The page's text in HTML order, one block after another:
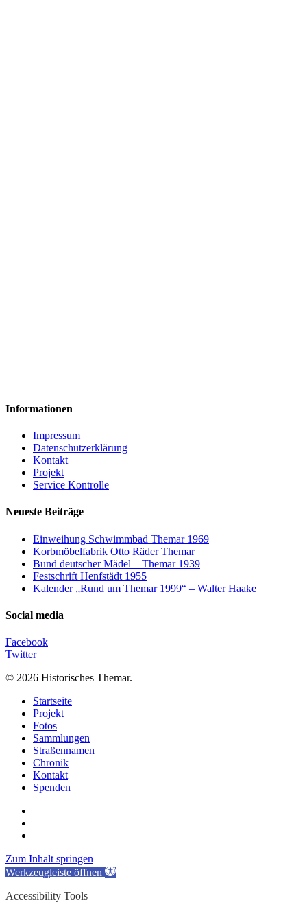
Informationen
Impressum
Datenschutzerklärung
Kontakt
Projekt
Service Kontrolle
Neueste Beiträge
Einweihung Schwimmbad Themar 1969
Korbmöbelfabrik Otto Räder Themar
Bund deutscher Mädel – Themar 1939
Festschrift Henfstädt 1955
Kalender „Rund um Themar 1999“ – Walter Haake
Social media
Facebook
Twitter
© 2026 Historisches Themar.
Close
Menu
Startseite
Projekt
Fotos
Sammlungen
Straßennamen
Chronik
Kontakt
Spenden
Zum Inhalt springen
Werkzeugleiste öffnen
Accessibility Tools